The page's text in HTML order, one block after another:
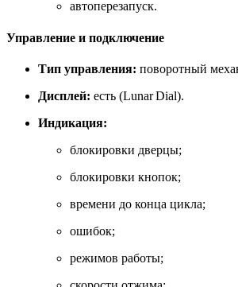
автоперезапуск.
Управление и подключение
Тип управления: поворотный
Дисплей: есть (Lunar Dial).
Индикация:
блокировки дверцы;
блокировки кнопок;
времени до конца цикла;
ошибок;
режимов работы;